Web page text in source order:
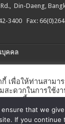
Din-Daeng,
3400 Fax:
บุคคล
ลสารสนเทศ
เพื่อให้ท่านสามา
สะดวกในการใช้ง
เสนอเนื้อหาตรงต
ารายละเอียดเพิ่ม
ensure that we
If you continue